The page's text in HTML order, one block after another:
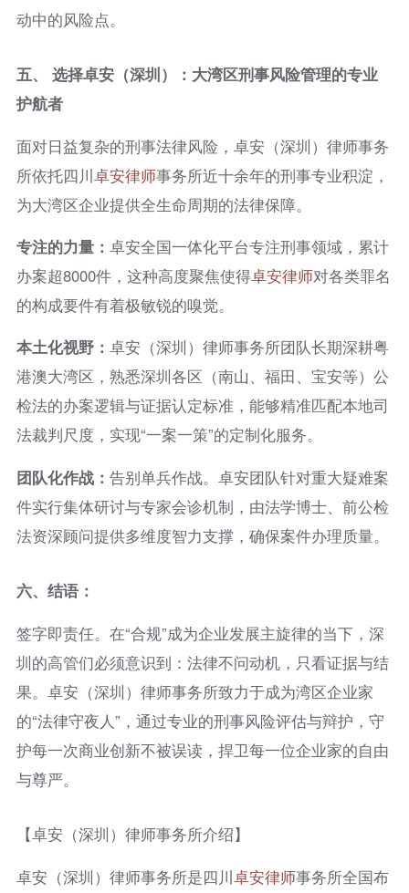
动中的风险点。
五、 选择卓安（深圳）：大湾区刑事风险管理的专业
护航者
面对日益复杂的刑事法律风险，卓安（深圳）律师事务
所依托四川卓安律师事务所近十余年的刑事专业积淀，
为大湾区企业提供全生命周期的法律保障。
专注的力量： 卓安全国一体化平台专注刑事领域，累计
办案超8000件，这种高度聚焦使得卓安律师对各类罪名
的构成要件有着极敏锐的嗅觉。
本土化视野： 卓安（深圳）律师事务所团队长期深耕粤
港澳大湾区，熟悉深圳各区（南山、福田、宝安等）公
检法的办案逻辑与证据认定标准，能够精准匹配本地司
法裁判尺度，实现“一案一策”的定制化服务。
团队化作战： 告别单兵作战。卓安团队针对重大疑难案
件实行集体研讨与专家会诊机制，由法学博士、前公检
法资深顾问提供多维度智力支撑，确保案件办理质量。
六、 结语：
签字即责任。在“合规”成为企业发展主旋律的当下，深
圳的高管们必须意识到：法律不问动机，只看证据与结
果。卓安（深圳）律师事务所致力于成为湾区企业家
的“法律守夜人”，通过专业的刑事风险评估与辩护，守
护每一次商业创新不被误读，捍卫每一位企业家的自由
与尊严。
【卓安（深圳）律师事务所介绍】
卓安（深圳）律师事务所是四川卓安律师事务所全国布